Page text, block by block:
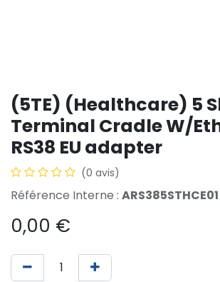
(5TE) (Healthcare) 5
Terminal Cradle W/
RS38 EU adapter
(0 avis)
Référence Interne : ARS385STHCE01
0,00 €